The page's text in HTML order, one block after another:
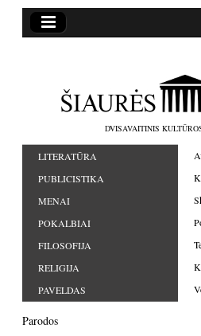
DVISAVAITINIS
LITERATŪRA
PUBLICISTIKA
MENAI
POKALBIAI
FILOSOFIJA
RELIGIJA
PAVELDAS
Parodos